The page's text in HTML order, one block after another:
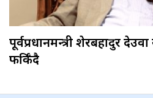
पूर्वप्रधानमन्त्री शेरबहादुर
फर्किँदै